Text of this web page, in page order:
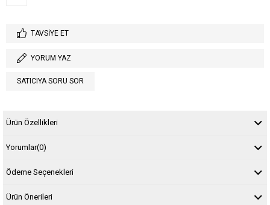
TAVSIYE ET
YORUM YAZ
SATICIYA SORU SOR
Ürün Özellikleri
Yorumlar(0)
Ödeme Seçenekleri
Ürün Önerileri